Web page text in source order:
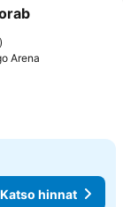
Arena
Katso hinnat